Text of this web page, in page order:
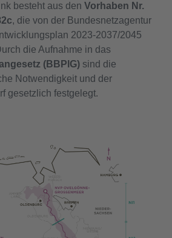
besteht aus den Vorhaben Nr.
, die von der Bundesnetzagentur
2023-2037/2045
die Aufnahme in das
(BBPlG) sind die
Notwendigkeit und der
gesetzlich festgelegt.